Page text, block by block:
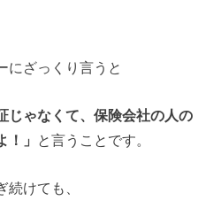
にざっくり言うと
じゃなくて、保険会社の人の
」 と言うことです。
けても、